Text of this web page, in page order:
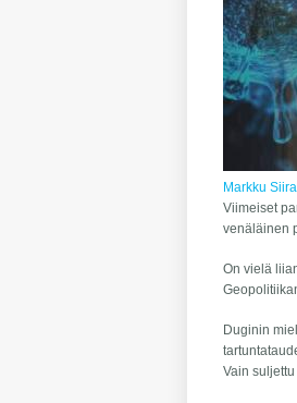
Markku Siira
Viimeiset
venäläinen
On vielä
Duginin
Vain